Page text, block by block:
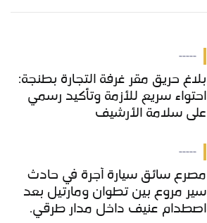
-----
بلاغ حريق مقر غرفة التجارة بطنجة:
احتواء سريع للأزمة وتأكيد رسمي
على سلامة الأرشيف
-----
مصرع سائق سيارة أجرة في حادث
سير مروع بين تطوان ومارتيل بعد
اصطدام عنيف داخل مدار طرقي.